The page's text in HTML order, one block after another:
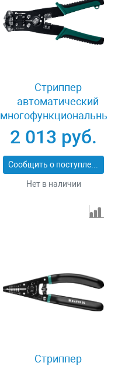
Стриппер
автоматический
многофункциональный
0.2-6 кв.мм Kraftool
22635
2 013 руб.
Сообщить о поступлении
Нет в наличии
Стриппер